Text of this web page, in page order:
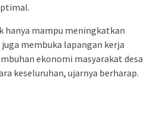
hanya mampu meningkatkan
membuka lapangan kerja
ekonomi masyarakat desa
keseluruhan, ujarnya berharap.